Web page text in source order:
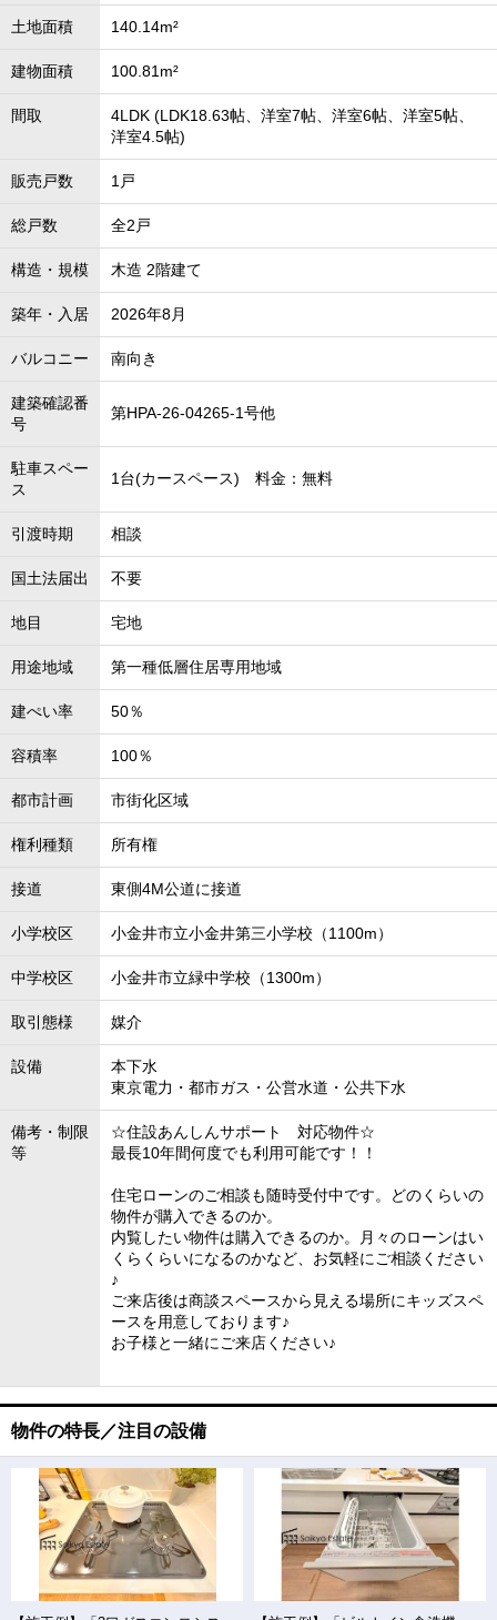
土地面積 140.14m²
建物面積 100.81m²
間取
4LDK (LDK18.63帖、洋室7帖、洋室6帖、洋室5帖、
洋室4.5帖)
販売戸数 1戸
総戸数 全2戸
構造・規模 木造 2階建て
築年・入居 2026年8月
バルコニー 南向き
建築確認番
号
第HPA-26-04265-1号他
駐車スペー
ス
1台(カースペース) 料金：無料
引渡時期 相談
国土法届出 不要
地目 宅地
用途地域 第一種低層住居専用地域
建ぺい率 50％
容積率 100％
都市計画 市街化区域
権利種類 所有権
接道 東側4M公道に接道
小学校区 小金井市立小金井第三小学校（1100m）
中学校区 小金井市立緑中学校（1300m）
取引態様 媒介
設備
本下水
東京電力・都市ガス・公営水道・公共下水
備考・制限
等
☆住設あんしんサポート 対応物件☆
最長10年間何度でも利用可能です！！
住宅ローンのご相談も随時受付中です。どのくらいの
物件が購入できるのか。
内覧したい物件は購入できるのか。月々のローンはい
くらくらいになるのかなど、お気軽にご相談ください
♪
ご来店後は商談スペースから見える場所にキッズスペ
ースを用意しております♪
お子様と一緒にご来店ください♪
物件の特長／注目の設備